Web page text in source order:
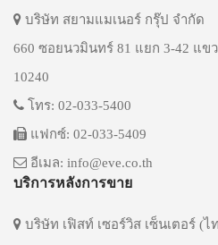
บริษัท สยามแมเนอร์ กรุ๊ป จำกัด
660 ซอยนวมินทร์ 81 แยก 3-42 แข
10240
โทร: 02-033-5400
แฟกซ์: 02-033-5409
อีเมล: info@eve.co.th
บริการหลังการขาย
บริษัท เฟิสท์ เซอร์วิส เซ็นเตอร์ (